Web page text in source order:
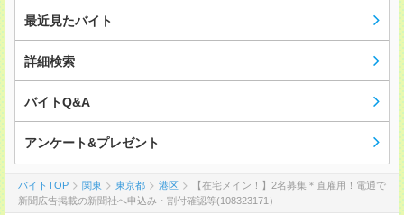
最近見たバイト
詳細検索
バイトQ&A
アンケート&プレゼント
バイトTOP 関東 東京都 港区
【在宅メイン！】2名募集＊直雇用！電通で
新聞広告掲載の新聞社へ申込み・割付確認等(108323171）